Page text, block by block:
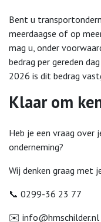
Bent u
meerdaagse of op
mag u, onder
bedrag per gereden
2026 is dit bedrag
Klaar om
Heb je een vraag over
onderneming?
Wij denken graag met
📞 0299-36 23 77
✉️ info@hmschilder.nl